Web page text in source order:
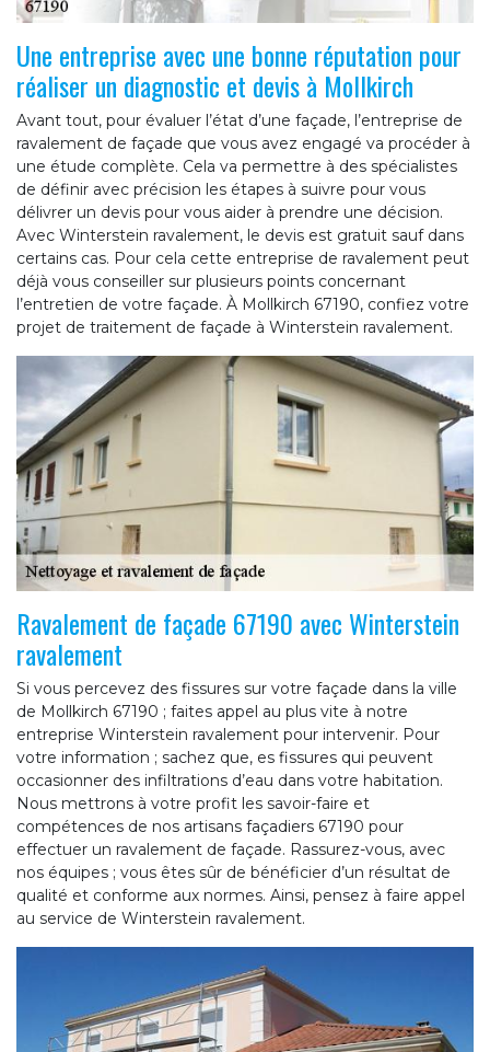
Une entreprise avec une bonne réputation pour
réaliser un diagnostic et devis à Mollkirch
Avant tout, pour évaluer l’état d’une façade, l’entreprise de
ravalement de façade que vous avez engagé va procéder à
une étude complète. Cela va permettre à des spécialistes
de définir avec précision les étapes à suivre pour vous
délivrer un devis pour vous aider à prendre une décision.
Avec Winterstein ravalement, le devis est gratuit sauf dans
certains cas. Pour cela cette entreprise de ravalement peut
déjà vous conseiller sur plusieurs points concernant
l’entretien de votre façade. À Mollkirch 67190, confiez votre
projet de traitement de façade à Winterstein ravalement.
Ravalement de façade 67190 avec Winterstein
ravalement
Si vous percevez des fissures sur votre façade dans la ville
de Mollkirch 67190 ; faites appel au plus vite à notre
entreprise Winterstein ravalement pour intervenir. Pour
votre information ; sachez que, es fissures qui peuvent
occasionner des infiltrations d’eau dans votre habitation.
Nous mettrons à votre profit les savoir-faire et
compétences de nos artisans façadiers 67190 pour
effectuer un ravalement de façade. Rassurez-vous, avec
nos équipes ; vous êtes sûr de bénéficier d’un résultat de
qualité et conforme aux normes. Ainsi, pensez à faire appel
au service de Winterstein ravalement.